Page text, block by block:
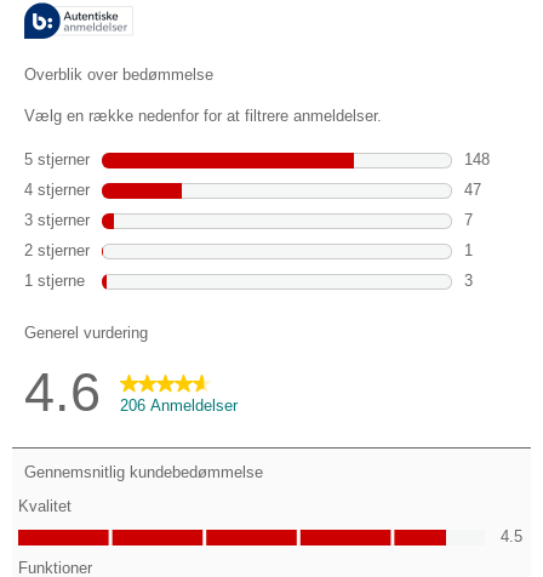
stjerner.
206